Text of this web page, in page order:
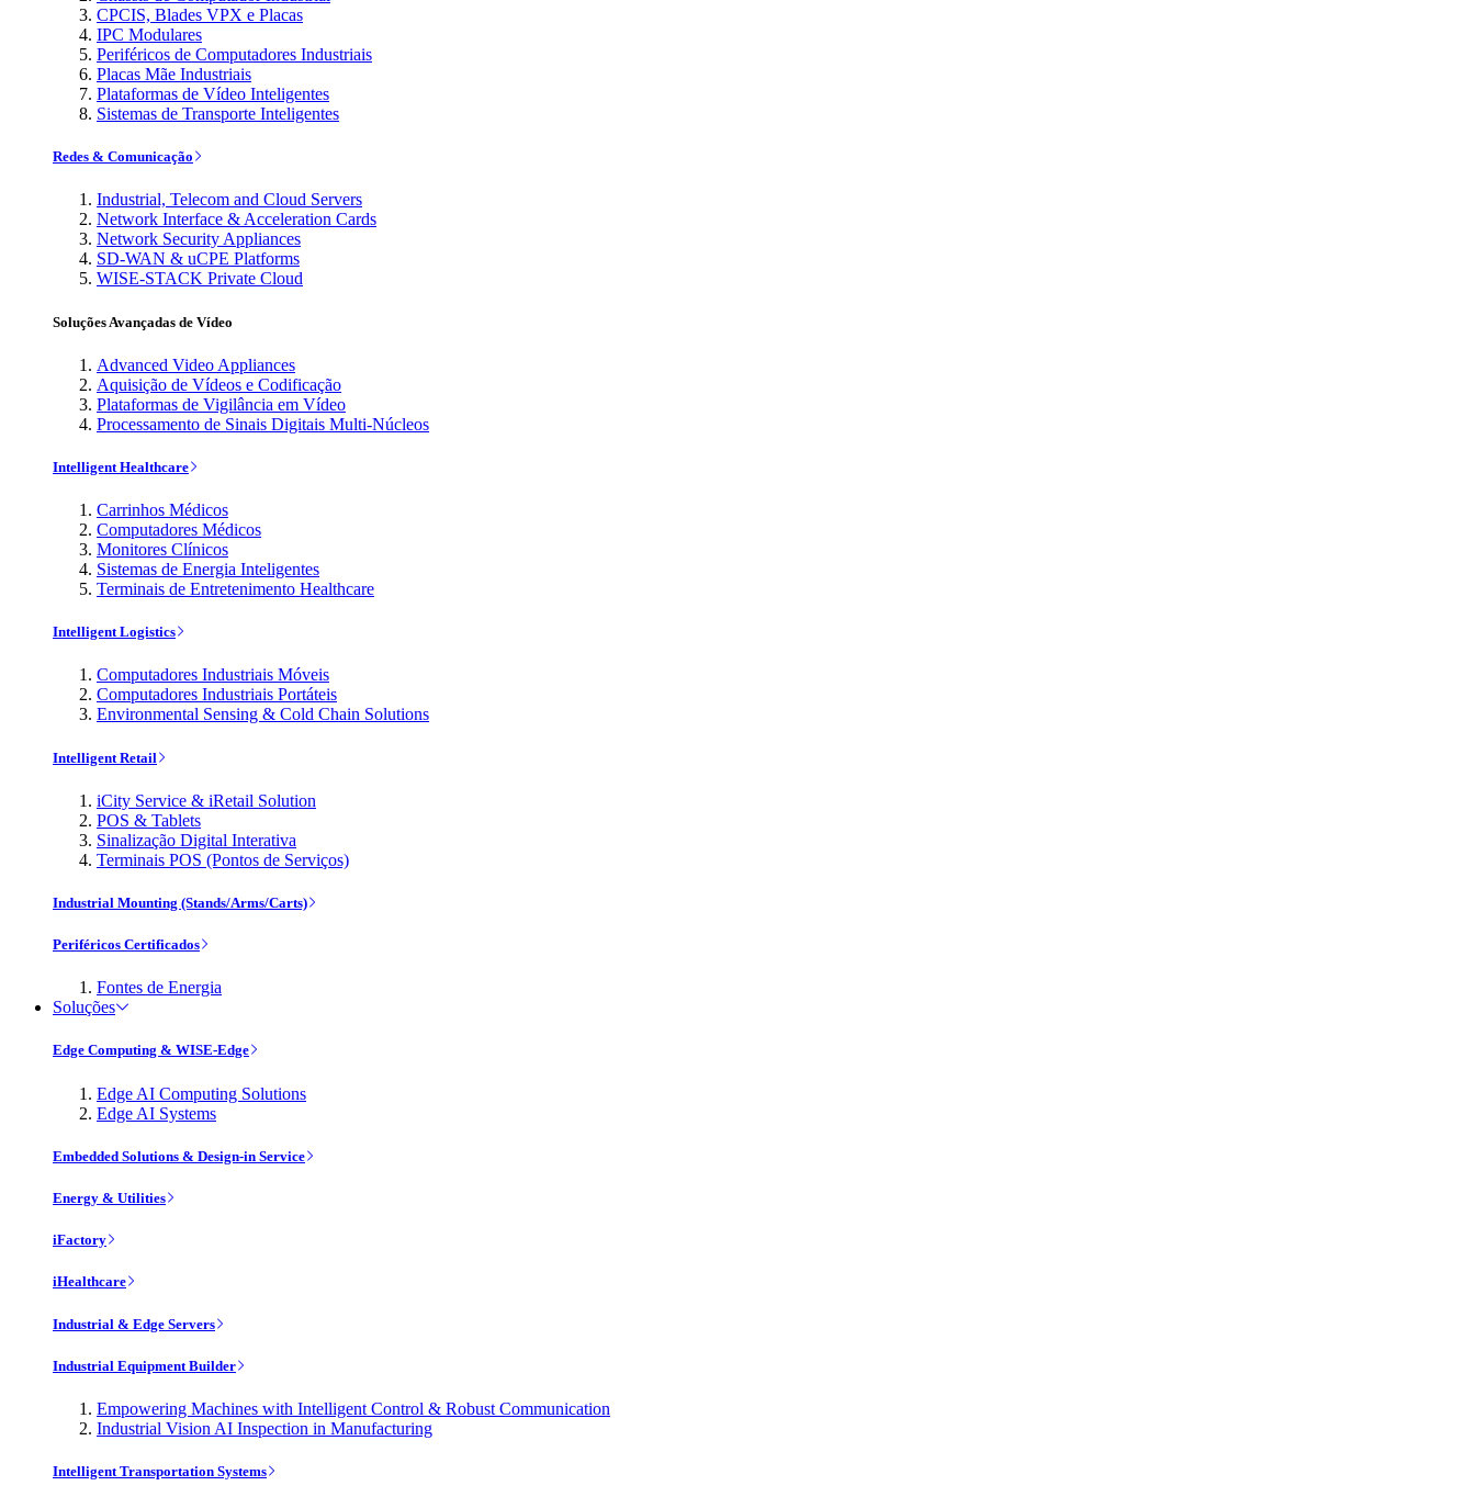
CPCIS, Blades VPX e Placas
IPC Modulares
Periféricos de Computadores Industriais
Placas Mãe Industriais
Plataformas de Vídeo Inteligentes
Sistemas de Transporte Inteligentes
Redes & Comunicação
Industrial, Telecom and Cloud Servers
Network Interface & Acceleration Cards
Network Security Appliances
SD-WAN & uCPE Platforms
WISE-STACK Private Cloud
Soluções Avançadas de Vídeo
Advanced Video Appliances
Aquisição de Vídeos e Codificação
Plataformas de Vigilância em Vídeo
Processamento de Sinais Digitais Multi-Núcleos
Intelligent Healthcare
Carrinhos Médicos
Computadores Médicos
Monitores Clínicos
Sistemas de Energia Inteligentes
Terminais de Entretenimento Healthcare
Intelligent Logistics
Computadores Industriais Móveis
Computadores Industriais Portáteis
Environmental Sensing & Cold Chain Solutions
Intelligent Retail
iCity Service & iRetail Solution
POS & Tablets
Sinalização Digital Interativa
Terminais POS (Pontos de Serviços)
Industrial Mounting (Stands/Arms/Carts)
Periféricos Certificados
Fontes de Energia
Soluções
Edge Computing & WISE-Edge
Edge AI Computing Solutions
Edge AI Systems
Embedded Solutions & Design-in Service
Energy & Utilities
iFactory
iHealthcare
Industrial & Edge Servers
Industrial Equipment Builder
Empowering Machines with Intelligent Control & Robust Communication
Industrial Vision AI Inspection in Manufacturing
Intelligent Transportation Systems